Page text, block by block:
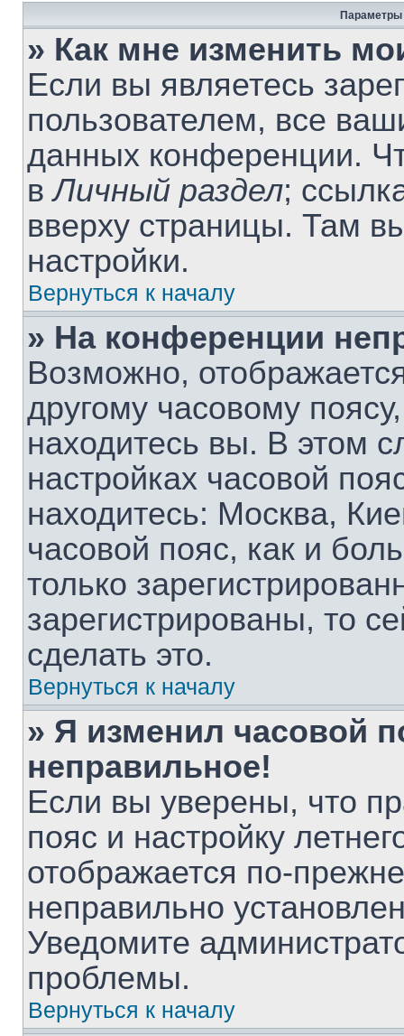
Параметры
» Как мне изменить
Если вы являетесь
пользователем, все
данных конференции.
вЛичный раздел;
вверху страницы. Там
настройки.
Вернуться к началу
» На конференции
Возможно,
другому часовому
находитесь вы. В этом
настройках часовой
находитесь: Москва,
часовой пояс, как и
только
зарегистрированы, то
сделать это.
Вернуться к началу
» Я изменил часовой
неправильное!
Если вы уверены, что
пояс и настройку
отображается по-
неправильно
Уведомите
проблемы.
Вернуться к началу